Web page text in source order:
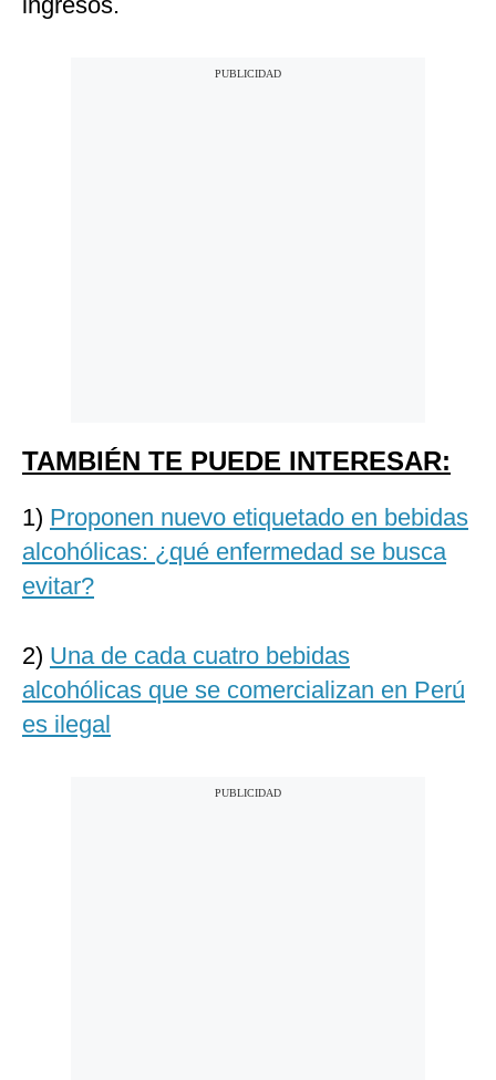
TAMBIÉN TE PUEDE INTERESAR:
1) Proponen nuevo etiquetado en bebidas
alcohólicas: ¿qué enfermedad se busca
evitar?
2) Una de cada cuatro bebidas
alcohólicas que se comercializan en Perú
es ilegal